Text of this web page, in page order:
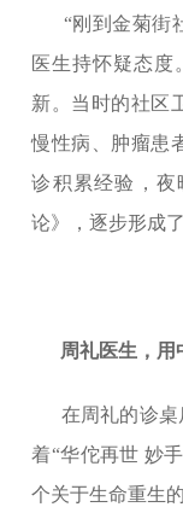
“刚到金菊街
医生持怀疑态度
新。当时的社区
慢性病、肿瘤患
诊积累经验，夜
论》，逐步形成
周礼医生，
在周礼的诊
着“华佗再世 妙
个关于生命重生